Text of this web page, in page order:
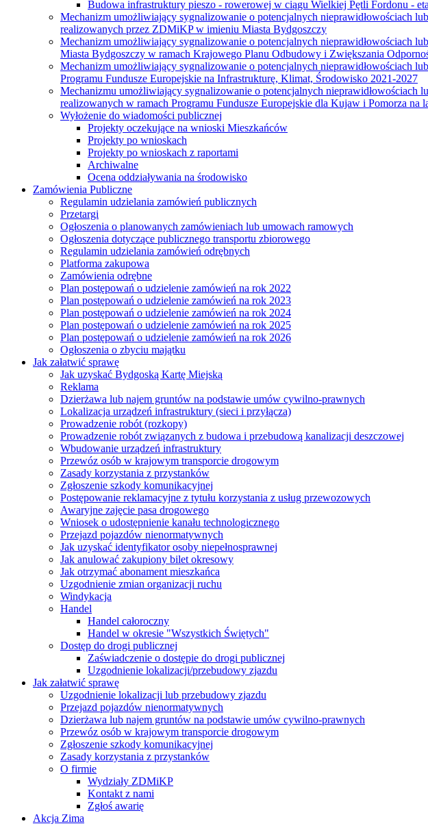
Budowa infrastruktury pieszo - rowerowej w ciągu Wielkiej Pętli Fordonu -
Mechanizm umożliwiający sygnalizowanie o potencjalnych nieprawidłowościach
realizowanych przez ZDMiKP w imieniu Miasta Bydgoszczy
Mechanizm umożliwiający sygnalizowanie o potencjalnych nieprawidłowościach
Miasta Bydgoszczy w ramach Krajowego Planu Odbudowy i Zwiększania
Mechanizm umożliwiający sygnalizowanie o potencjalnych nieprawidłowościach
Programu Fundusze Europejskie na Infrastrukturę, Klimat, Środowisko 2021-2027
Mechanizmu umożliwiający sygnalizowanie o potencjalnych nieprawidłowościach
realizowanych w ramach Programu Fundusze Europejskie dla Kujaw i Pomorza na
Wyłożenie do wiadomości publicznej
Projekty oczekujące na wnioski Mieszkańców
Projekty po wnioskach
Projekty po wnioskach z raportami
Archiwalne
Ocena oddziaływania na środowisko
Zamówienia Publiczne
Regulamin udzielania zamówień publicznych
Przetargi
Ogłoszenia o planowanych zamówieniach lub umowach ramowych
Ogłoszenia dotyczące publicznego transportu zbiorowego
Regulamin udzielania zamówień odrębnych
Platforma zakupowa
Zamówienia odrębne
Plan postępowań o udzielenie zamówień na rok 2022
Plan postępowań o udzielenie zamówień na rok 2023
Plan postępowań o udzielenie zamówień na rok 2024
Plan postępowań o udzielenie zamówień na rok 2025
Plan postępowań o udzielenie zamówień na rok 2026
Ogłoszenia o zbyciu majątku
Jak załatwić sprawę
Jak uzyskać Bydgoską Kartę Miejską
Reklama
Dzierżawa lub najem gruntów na podstawie umów cywilno-prawnych
Lokalizacja urządzeń infrastruktury (sieci i przyłącza)
Prowadzenie robót (rozkopy)
Prowadzenie robót związanych z budowa i przebudową kanalizacji deszczowej
Wbudowanie urządzeń infrastruktury
Przewóz osób w krajowym transporcie drogowym
Zasady korzystania z przystanków
Zgłoszenie szkody komunikacyjnej
Postępowanie reklamacyjne z tytułu korzystania z usług przewozowych
Awaryjne zajęcie pasa drogowego
Wniosek o udostępnienie kanału technologicznego
Przejazd pojazdów nienormatywnych
Jak uzyskać identyfikator osoby niepełnosprawnej
Jak anulować zakupiony bilet okresowy
Jak otrzymać abonament mieszkańca
Uzgodnienie zmian organizacji ruchu
Windykacja
Handel
Handel całoroczny
Handel w okresie "Wszystkich Świętych"
Dostęp do drogi publicznej
Zaświadczenie o dostępie do drogi publicznej
Uzgodnienie lokalizacji/przebudowy zjazdu
Jak załatwić sprawę
Uzgodnienie lokalizacji lub przebudowy zjazdu
Przejazd pojazdów nienormatywnych
Dzierżawa lub najem gruntów na podstawie umów cywilno-prawnych
Przewóz osób w krajowym transporcie drogowym
Zgłoszenie szkody komunikacyjnej
Zasady korzystania z przystanków
O firmie
Wydziały ZDMiKP
Kontakt z nami
Zgłoś awarię
Akcja Zima